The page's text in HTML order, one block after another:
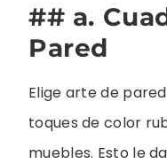
## a.
Pared
Elige arte de
toques de color
muebles. Esto le